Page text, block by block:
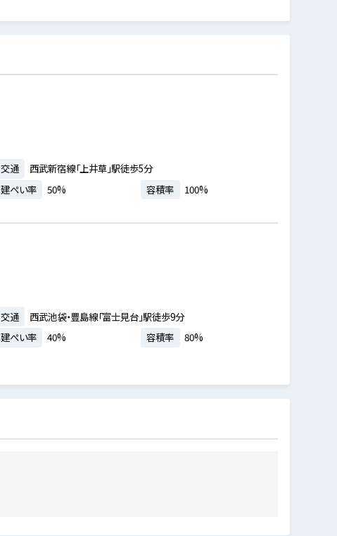
交通
西武新宿線「上井草」駅徒歩5分
建ぺい率 50% 容積率 100%
交通
西武池袋・豊島線「富士見台」駅徒歩9分
建ぺい率 40% 容積率 80%